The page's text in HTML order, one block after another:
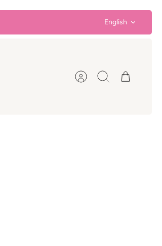
Language
English
AccountSearchCart